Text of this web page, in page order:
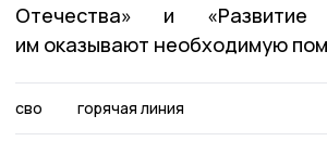
Отечества» и «Развитие
им оказывают необходимую
сво горячая линия